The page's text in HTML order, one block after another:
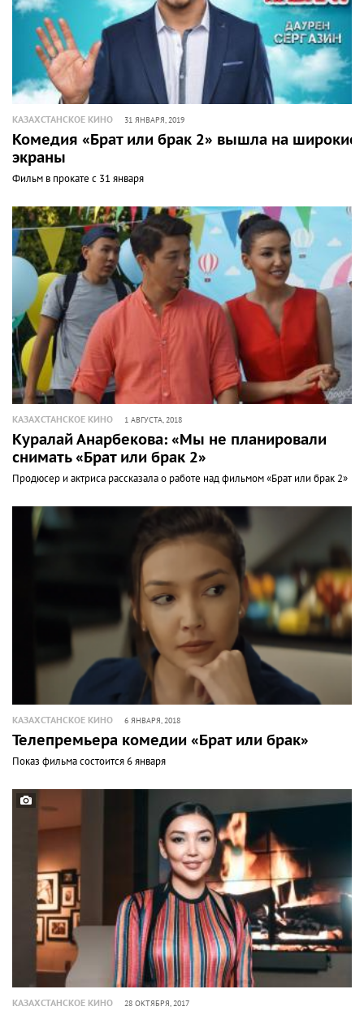
КАЗАХСТАНСКОЕ КИНО 31 ЯНВАРЯ, 2019
Комедия «Брат или брак 2» вышла на широкие
экраны
Фильм в прокате с 31 января
КАЗАХСТАНСКОЕ КИНО 1 АВГУСТА, 2018
Куралай Анарбекова: «Мы не планировали
снимать «Брат или брак 2»
Продюсер и актриса рассказала о работе над фильмом «Брат или брак 2»
КАЗАХСТАНСКОЕ КИНО 6 ЯНВАРЯ, 2018
Телепремьера комедии «Брат или брак»
Показ фильма состоится 6 января
КАЗАХСТАНСКОЕ КИНО 28 ОКТЯБРЯ, 2017